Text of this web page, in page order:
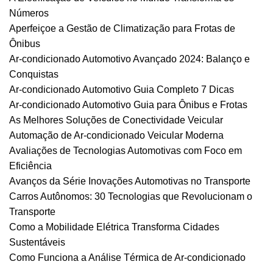
Números
Aperfeiçoe a Gestão de Climatização para Frotas de
Ônibus
Ar-condicionado Automotivo Avançado 2024: Balanço e
Conquistas
Ar-condicionado Automotivo Guia Completo 7 Dicas
Ar-condicionado Automotivo Guia para Ônibus e Frotas
As Melhores Soluções de Conectividade Veicular
Automação de Ar-condicionado Veicular Moderna
Avaliações de Tecnologias Automotivas com Foco em
Eficiência
Avanços da Série Inovações Automotivas no Transporte
Carros Autônomos: 30 Tecnologias que Revolucionam o
Transporte
Como a Mobilidade Elétrica Transforma Cidades
Sustentáveis
Como Funciona a Análise Térmica de Ar-condicionado